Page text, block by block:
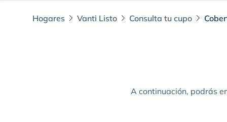
Hogares Vanti Listo Consulta tu cupo
A continuación, podrás